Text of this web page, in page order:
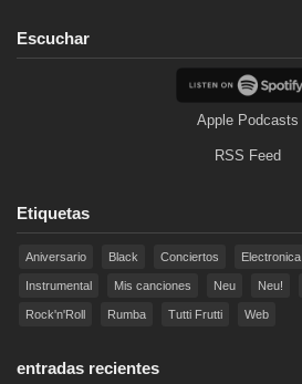
Escuchar
Apple Podcasts
RSS Feed
Etiquetas
Aniversario Black Conciertos Electronica
Instrumental Mis canciones Neu Neu!
Rock'n'Roll Rumba Tutti Frutti Web
entradas recientes